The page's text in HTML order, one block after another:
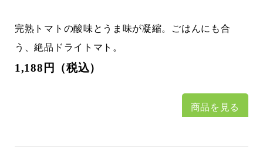
完熟トマトの酸味とうま味が凝縮。ごはんにも合
う、絶品ドライトマト。
1,188円（税込）
商品を見る